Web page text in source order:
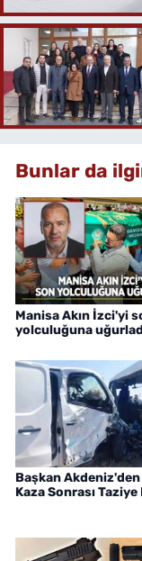
Bunlar da
Manisa Akın İzci'yi
yolculuğuna
Başkan
Kaza Sonrası Taziye